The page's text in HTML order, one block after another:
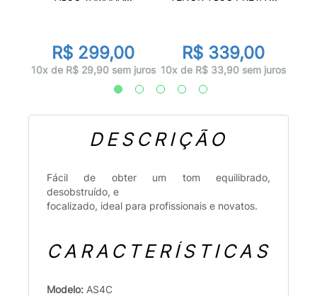
R$ 299,00
10x de R$ 29,90 sem juros
R$ 339,00
10x de R$ 33,90 sem juros
DESCRIÇÃO
Fácil de obter um tom equilibrado,
desobstruído, e
focalizado, ideal para profissionais e novatos.
CARACTERÍSTICAS
Modelo: AS4C